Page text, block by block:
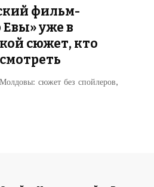
фильм-
Евы» уже в
сюжет, кто
сюжет без спойлеров,